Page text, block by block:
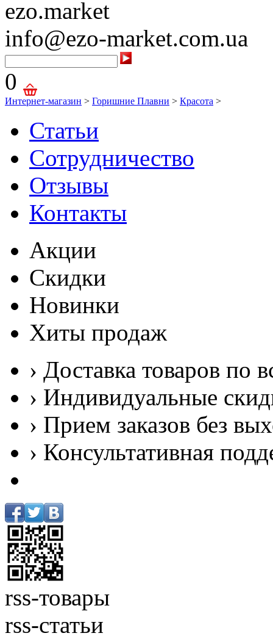
ezo.market
info@ezo-market.com.ua
0
Интернет-магазин > Горишние Плавни > Красота >
Статьи
Сотрудничество
Отзывы
Контакты
Акции
Скидки
Новинки
Хиты продаж
› Доставка товаров по
› Индивидуальные
› Прием заказов без
› Консультативная
rss-товары
rss-статьи